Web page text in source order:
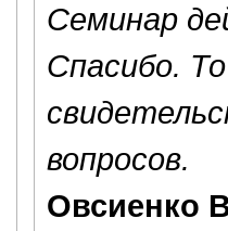
Семинар
Спасибо.
вопросов.
Овсиенко